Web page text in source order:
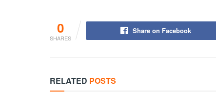
0
SHARES
Share on Facebook
RELATED POSTS